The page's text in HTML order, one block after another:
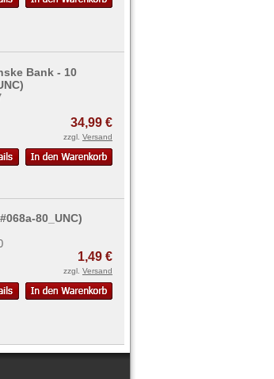
Bank - 10
34,99 €
zzgl. Versand
80_UNC)
1,49 €
zzgl. Versand